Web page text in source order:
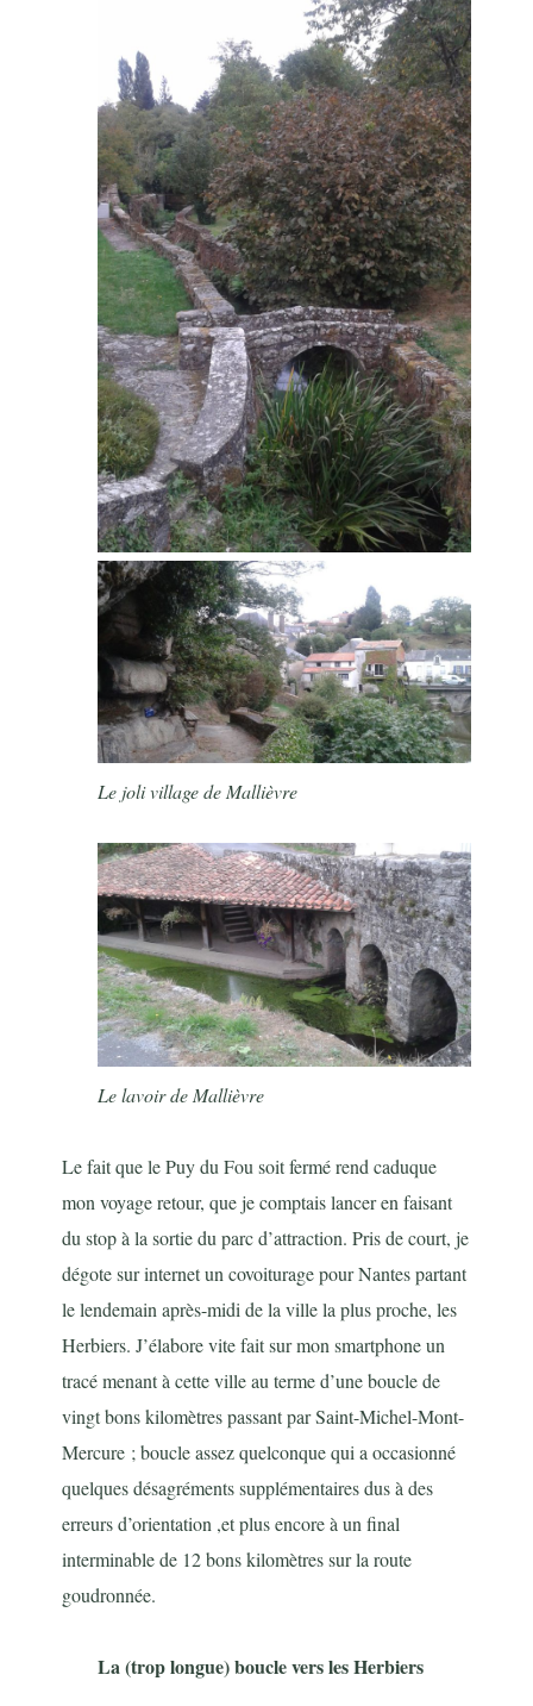
Le joli village de Mallièvre
Le lavoir de Mallièvre
Le fait que le Puy du Fou soit fermé rend caduque
mon voyage retour, que je comptais lancer en faisant
du stop à la sortie du parc d’attraction. Pris de court, je
dégote sur internet un covoiturage pour Nantes partant
le lendemain après-midi de la ville la plus proche, les
Herbiers. J’élabore vite fait sur mon smartphone un
tracé menant à cette ville au terme d’une boucle de
vingt bons kilomètres passant par Saint-Michel-Mont-
Mercure ; boucle assez quelconque qui a occasionné
quelques désagréments supplémentaires dus à des
erreurs d’orientation ,et plus encore à un final
interminable de 12 bons kilomètres sur la route
goudronnée.
La (trop longue) boucle vers les Herbiers